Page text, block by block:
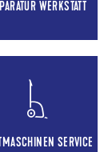
WERKSTATT
SERVICE